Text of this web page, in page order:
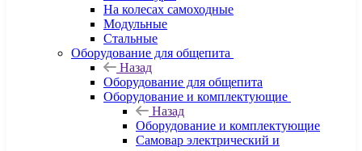
На колесах самоходные
Модульные
Стальные
Оборудование для общепита
Назад
Оборудование для общепита
Оборудование и комплектующие
Назад
Оборудование и комплектующие
Самовар электрический и